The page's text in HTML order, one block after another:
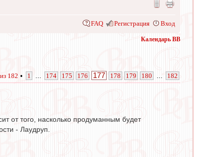
FAQ Регистрация Вход
Календарь ВВ
из 182 • 1 174 175 176 177 178 179 180 182
от того, насколько продуманным будет
- Лаудруп.